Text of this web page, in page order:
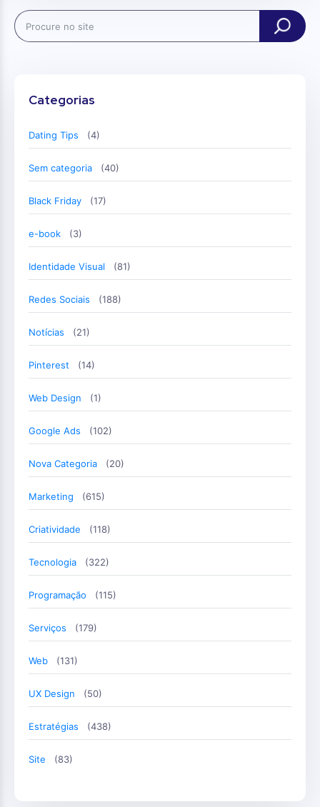
Search
Categorias
Dating Tips (4)
Sem categoria (40)
Black Friday (17)
e-book (3)
Identidade Visual (81)
Redes Sociais (188)
Notícias (21)
Pinterest (14)
Web Design (1)
Google Ads (102)
Nova Categoria (20)
Marketing (615)
Criatividade (118)
Tecnologia (322)
Programação (115)
Serviços (179)
Web (131)
UX Design (50)
Estratégias (438)
Site (83)